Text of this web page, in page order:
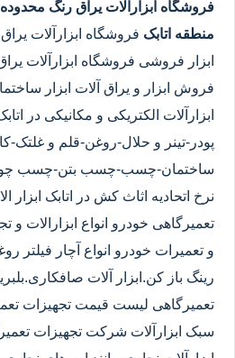
فروشگاه ابزارآلات یراق رنگ محدوده
منطقه اتابک فروشگاه ابزارآلات
ابزار فروشی فروشگاه ابزارآلات
فروش ابزار و یراق آلات ابزار
ابزارآلات الکتریکی و مکانیکی در
پودر-تینر و حلال-روغن-قلم و غلتک-
ساختمان-چسب-چسب بتن-چسب
نرخ اتحادیه اثاث کش در اتابک
تعمیرگاهی خودرو انواع
و تعمیرات خودرو انواع آچار فیلتر
رینگ باز کن.ابزار آلات
تعمیرگاهی لیست قیمت تجهیزات
سبک ابزارآلات شرکت تجهیزات